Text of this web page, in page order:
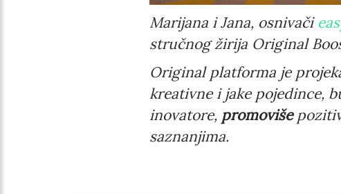
Marijana i Jana, osnivači
stručnog žirija Original
Original platforma je
kreativne i jake pojedince,
inovatore, promoviše
saznanjima.